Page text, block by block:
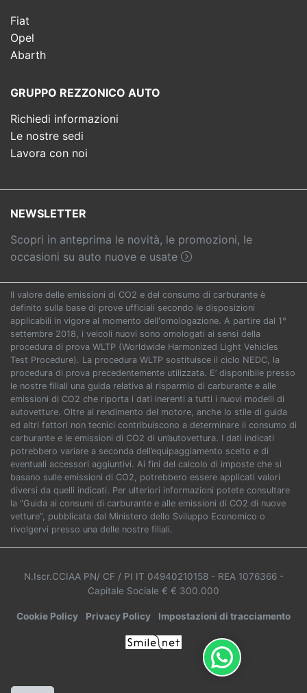
Fiat
Opel
Abarth
GRUPPO REZZONICO AUTO
Richiedi informazioni
Le nostre sedi
Lavora con noi
NEWSLETTER
Scopri in anteprima le novità, le promozioni, le
occasioni su auto nuove e usate
Il valore delle emissioni di CO2 e del consumo di carburante è
definito sulla base di prove ufficiali secondo le disposizioni
applicabili in vigore al momento dell'omologazione. A partire dal 1°
settembre 2018, i veicoli nuovi sono omologati ai sensi della
procedura di prova WLTP (Worldwide Harmonized Light Vehicles
Test Procedure). La procedura WLTP sostituisce il ciclo NEDC, la
procedura di prova precedentemente utilizzata. E’ disponibile presso
le nostre filiali una guida relativa al risparmio di carburante e alle
emissioni di CO2 che riporta i dati inerenti a tutti i nuovi modelli di
autovetture. Oltre al rendimento del motore, anche lo stile di guida
ed altri fattori non tecnici contribuiscono a determinare il consumo di
carburante e le emissioni di CO2 di un’autovettura. I dati indicati
potrebbero variare a seconda dell’equipaggiamento scelto e di
eventuali accessori aggiuntivi. Ai fini del calcolo di imposte che si
basano sulle emissioni di CO2, potrebbero essere applicati valori
diversi da quelli indicati. Per ulteriori informazioni potete consultare
la “Guida ai consumi di carburante e alle emissioni di CO2 di nuove
vetture”, pubblicata dal Ministero dello Sviluppo Economico o
rivolgervi presso una delle nostre filiali.
N.Iscr.CCIAA PN/ CF / PI IT 04940210158 - REA 1076366 -
Capitale Sociale € € 300.000
Cookie Policy Privacy Policy Impostazioni di tracciamento